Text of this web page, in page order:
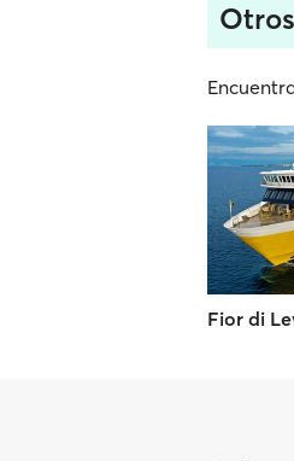
Fior di